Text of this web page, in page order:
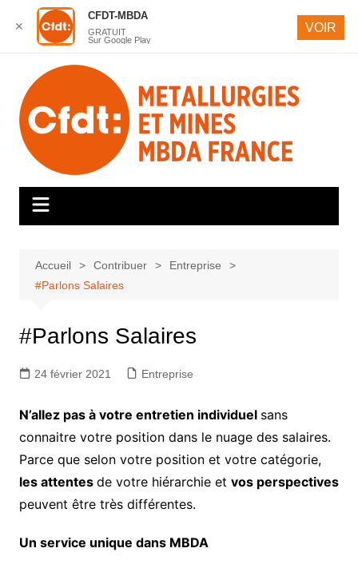
contenu
Accueil Contribuer
Entreprise
#Parlons Salaires
#Parlons Salaires
24 février 2021 Entreprise
N’allez pas à votre entretien individuel sans
connaitre votre position dans le nuage des salaires.
Parce que selon votre position et votre catégorie,
les attentes de votre hiérarchie et vos perspectives
peuvent être très différentes.
Un service unique dans MBDA
✕
CFDT-MBDA
GRATUIT
Sur Google Play
VOIR